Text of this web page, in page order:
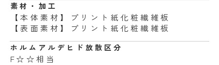
素材・加工
【本体素材】プリント紙化粧繊維板
【表面素材】プリント紙化粧繊維板
ホルムアルデヒド 放散区分
F☆☆相当